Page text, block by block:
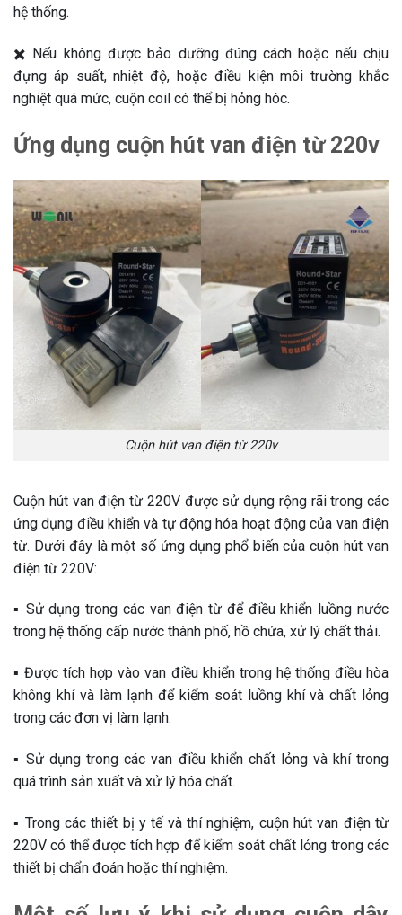
hệ thống.
✖️ Nếu không được bảo dưỡng đúng cách hoặc nếu chịu
đựng áp suất, nhiệt độ, hoặc điều kiện môi trường khắc
nghiệt quá mức, cuộn coil có thể bị hỏng hóc.
Ứng dụng cuộn hút van điện từ 220v
Cuộn hút van điện từ 220v
Cuộn hút van điện từ 220V được sử dụng rộng rãi trong các
ứng dụng điều khiển và tự động hóa hoạt động của van điện
từ. Dưới đây là một số ứng dụng phổ biến của cuộn hút van
điện từ 220V:
▪️ Sử dụng trong các van điện từ để điều khiển luồng nước
trong hệ thống cấp nước thành phố, hồ chứa, xử lý chất thải.
▪️ Được tích hợp vào van điều khiển trong hệ thống điều hòa
không khí và làm lạnh để kiểm soát luồng khí và chất lỏng
trong các đơn vị làm lạnh.
▪️ Sử dụng trong các van điều khiển chất lỏng và khí trong
quá trình sản xuất và xử lý hóa chất.
▪️ Trong các thiết bị y tế và thí nghiệm, cuộn hút van điện từ
220V có thể được tích hợp để kiểm soát chất lỏng trong các
thiết bị chẩn đoán hoặc thí nghiệm.